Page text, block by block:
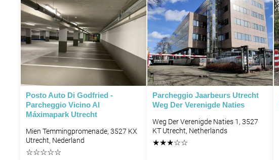
P
P
P
Posto Auto Di Godfried -
Parcheggio Vicino Al
Máximapark Utrecht
Mien Temmingpromenade, 3527 KX
Utrecht, Nederland
☆☆☆☆☆
Parcheggio Jaarbeurs Utrecht
Weg Der Verenigde Naties
Weg Der Verenigde Naties 1, 3527
KT Utrecht, Netherlands
★★★☆☆